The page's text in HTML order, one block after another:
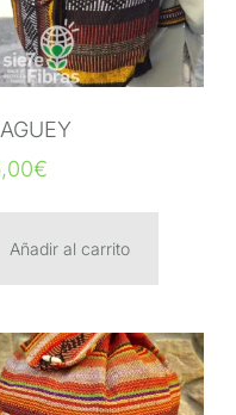
€
Añadir al carrito